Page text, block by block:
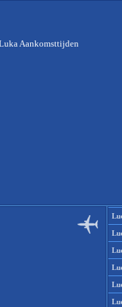
Aankomsttijden